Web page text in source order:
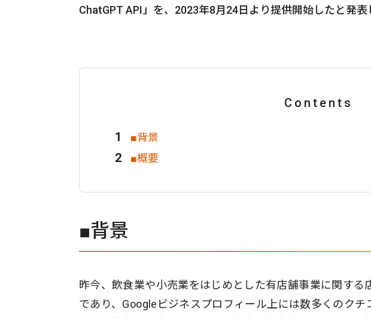
ChatGPT API」を、2023年8月24日より提供開始したと発表
Contents
■背景
■概要
■背景
昨今、飲食業や小売業をはじめとした有店舗事業に関する
であり、Googleビジネスプロフィール上には数多くのク